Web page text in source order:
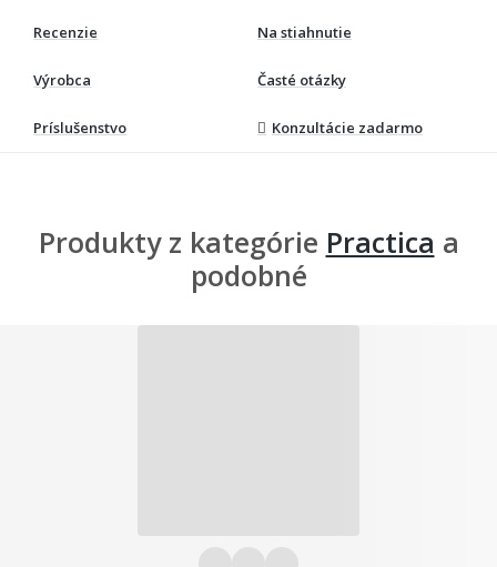
Recenzie Na stiahnutie
Výrobca Časté otázky
Príslušenstvo Konzultácie zadarmo
Produkty z kategórie Practica a
podobné